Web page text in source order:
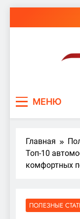
МЕНЮ
Главная
Топ-10
комфортных
ПОЛЕЗНЫЕ